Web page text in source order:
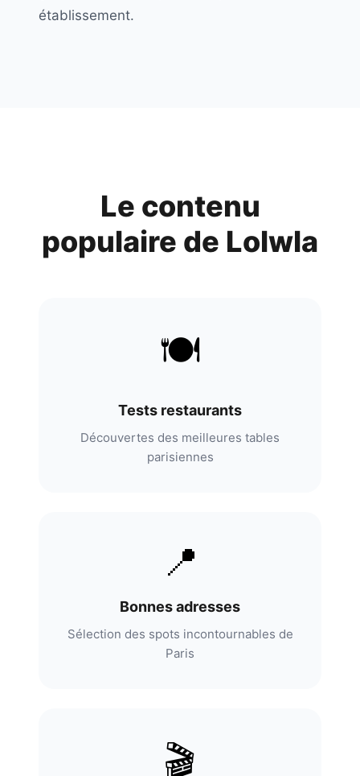
établissement.
Le contenu
populaire de Lolwla
🍽️
Tests restaurants
Découvertes des meilleures tables
parisiennes
📍
Bonnes adresses
Sélection des spots incontournables de
Paris
🎬